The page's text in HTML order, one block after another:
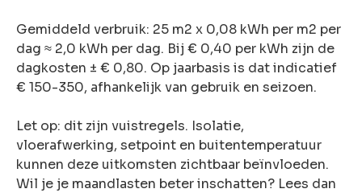
Gemiddeld verbruik: 25 m2 x 0,08 kWh per m2 per
dag ≈ 2,0 kWh per dag. Bij € 0,40 per kWh zijn de
dagkosten ± € 0,80. Op jaarbasis is dat indicatief
€ 150-350, afhankelijk van gebruik en seizoen.
Let op: dit zijn vuistregels. Isolatie,
vloerafwerking, setpoint en buitentemperatuur
kunnen deze uitkomsten zichtbaar beïnvloeden.
Wil je je maandlasten beter inschatten? Lees dan